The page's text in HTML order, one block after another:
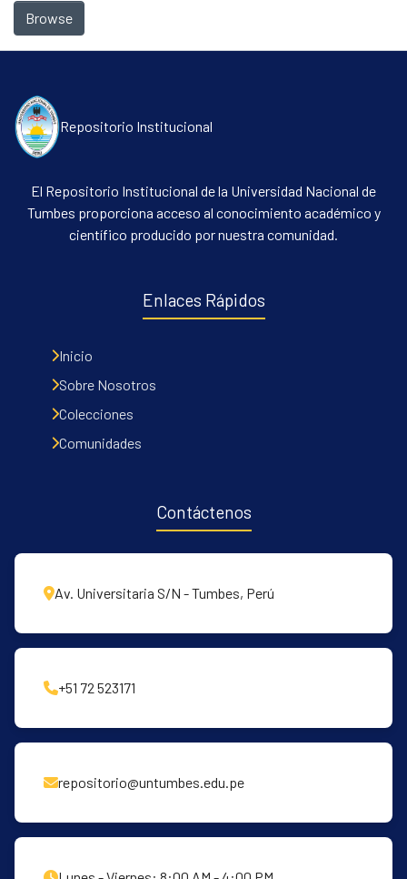
Communities & Collections
Browse
Repositorio Institucional
El Repositorio Institucional de la Universidad Nacional de
Tumbes proporciona acceso al conocimiento académico y
científico producido por nuestra comunidad.
Enlaces Rápidos
Inicio
Sobre Nosotros
Colecciones
Comunidades
Contáctenos
Av. Universitaria S/N - Tumbes, Perú
+51 72 523171
repositorio@untumbes.edu.pe